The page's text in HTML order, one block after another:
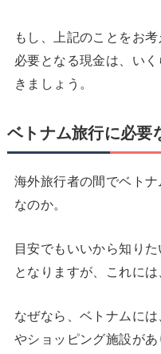
もし、上記のことをお
必要となる現金は、い
きましょう。
ベトナム旅行に必要
海外旅行者の間でベト
なのか。
目安でもいいから知り
となりますが、これには
なぜなら、ベトナムに
やショッピング施設が